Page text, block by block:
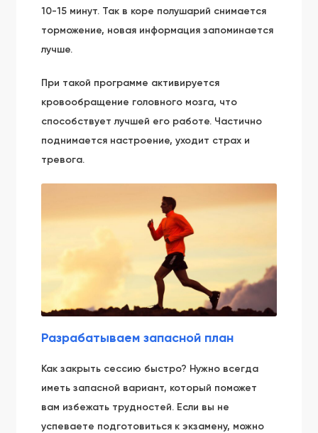
10-15 минут. Так в коре полушарий снимается
торможение, новая информация запоминается
лучше.
При такой программе активируется
кровообращение головного мозга, что
способствует лучшей его работе. Частично
поднимается настроение, уходит страх и
тревога.
Разрабатываем запасной план
Как закрыть сессию быстро? Нужно всегда
иметь запасной вариант, который поможет
вам избежать трудностей. Если вы не
успеваете подготовиться к экзамену, можно